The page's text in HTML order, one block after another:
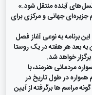
آینده منتقل شود.»
جزیره‌ای جهانی و مرکزی برای
برنامه به نوعی آغاز فصل
بعد هر هفته در یک روستا
خواهد شد.
مردمانی هنرمند، با
در طول تاریخ در
مراسم ها برگرفته از آیین